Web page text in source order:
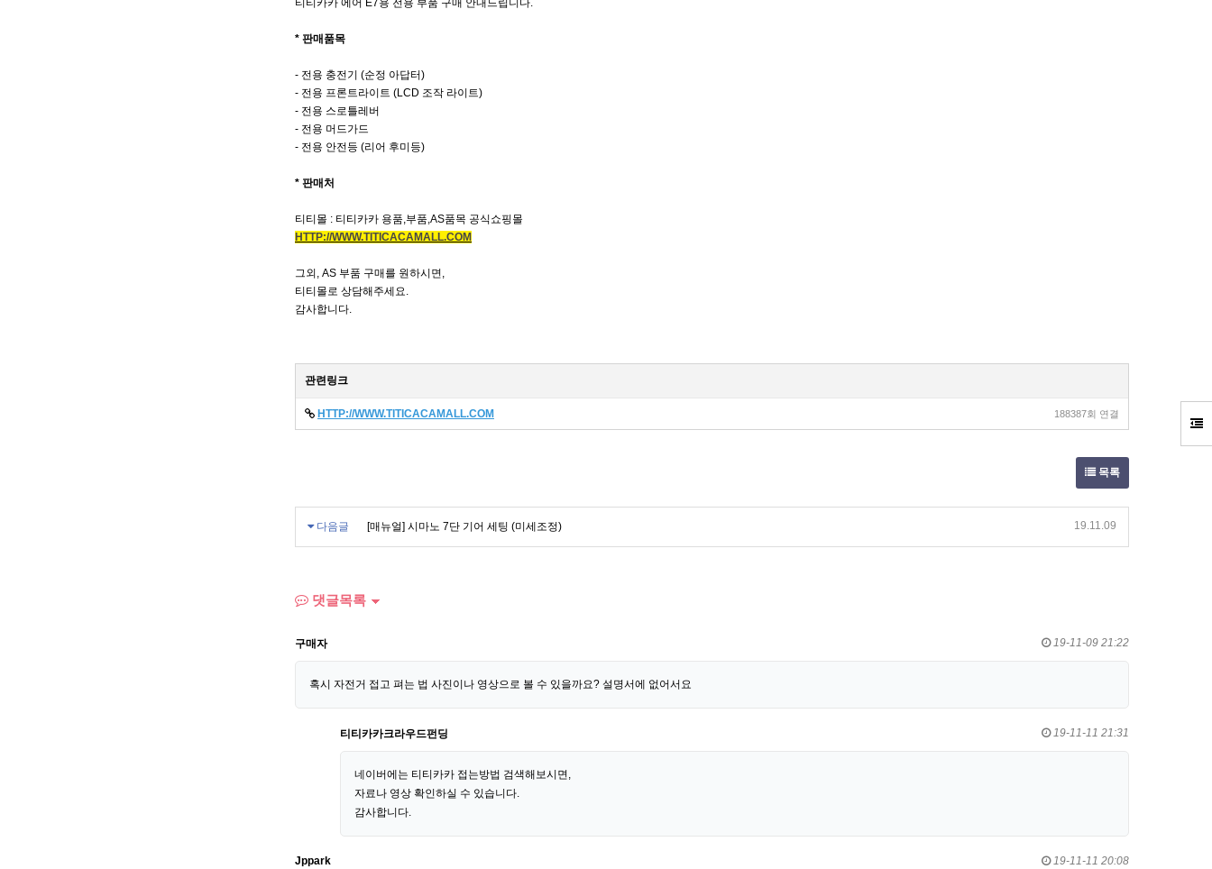
티티카카 에어 E7용 전용 부품 구매 안내드립니다.
* 판매품목
- 전용 충전기 (순정 아답터)
- 전용 프론트라이트 (LCD 조작 라이트)
- 전용 스로틀레버
- 전용 머드가드
- 전용 안전등 (리어 후미등)
* 판매처
티티몰 : 티티카카 용품,부품,AS품목 공식쇼핑몰
HTTP://WWW.TITICACAMALL.COM
그외, AS 부품 구매를 원하시면,
티티몰로 상담해주세요.
감사합니다.
관련링크
HTTP://WWW.TITICACAMALL.COM 188387회 연결
목록
다음글 [매뉴얼] 시마노 7단 기어 세팅 (미세조정) 19.11.09
댓글목록
구매자 19-11-09 21:22
혹시 자전거 접고 펴는 법 사진이나 영상으로 볼 수 있을까요? 설명서에 없어서요
티티카카크라우드펀딩 19-11-11 21:31
네이버에는 티티카카 접는방법 검색해보시면,
자료나 영상 확인하실 수 있습니다.
감사합니다.
Jppark 19-11-11 20:08